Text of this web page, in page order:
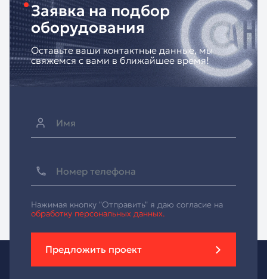
Заявка на подбор
оборудования
Оставьте ваши контактные данные, мы
свяжемся с вами в ближайшее время!
Нажимая кнопку "Отправить" я даю согласие на
обработку персональных данных.
Предложить проект